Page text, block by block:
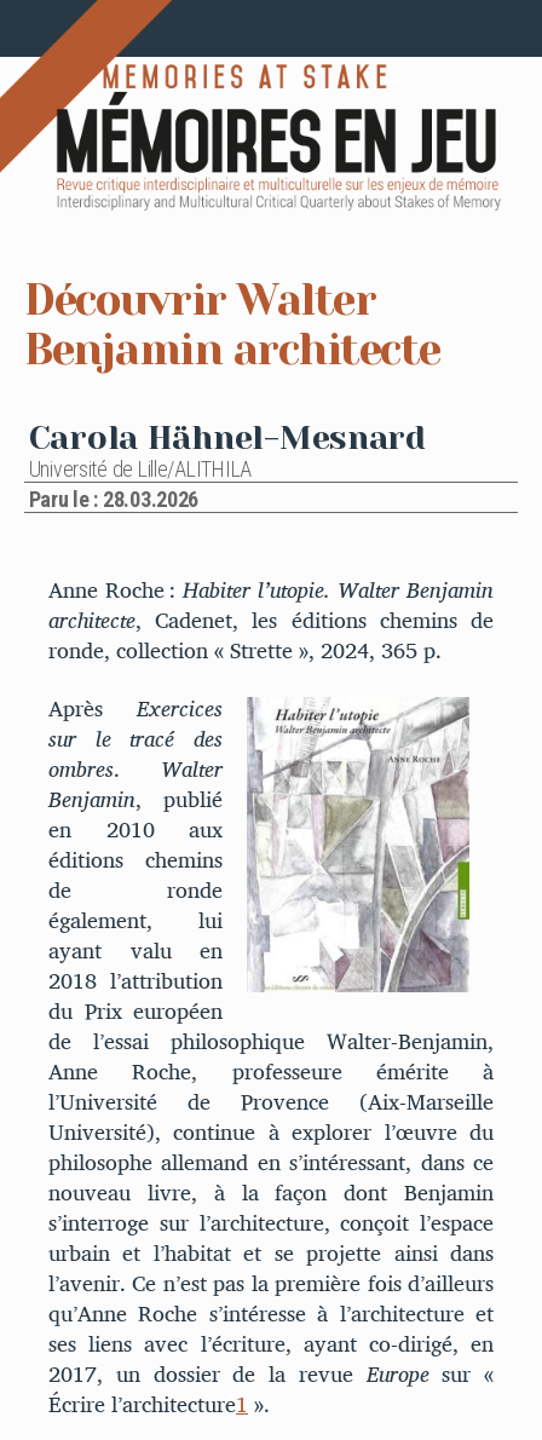
Découvrir Walter
Benjamin architecte
Carola Hähnel-Mesnard
Université de Lille/ALITHILA
Paru le : 28.03.2026
Anne Roche :Habiter l’utopie. Walter Benjamin
architecte, Cadenet, les éditions chemins de
ronde, collection « Strette », 2024, 365 p.
AprèsExercices
sur le tracé des
ombres. Walter
Benjamin, publié
en 2010 aux
éditions chemins
de ronde
également, lui
ayant valu en
2018 l’attribution
du Prix européen
de l’essai philosophique Walter-Benjamin,
Anne Roche, professeure émérite à
l’Université de Provence (Aix-Marseille
Université), continue à explorer l’œuvre du
philosophe allemand en s’intéressant, dans ce
nouveau livre, à la façon dont Benjamin
s’interroge sur l’architecture, conçoit l’espace
urbain et l’habitat et se projette ainsi dans
l’avenir. Ce n’est pas la première fois d’ailleurs
qu’Anne Roche s’intéresse à l’architecture et
ses liens avec l’écriture, ayant co-dirigé, en
2017, un dossier de la revueEuropesur «
Écrire l’architecture1».